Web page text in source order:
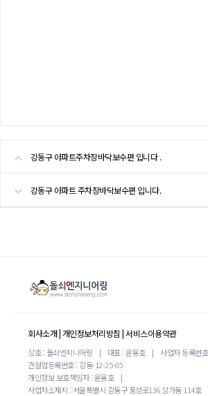
강동구 아파트주차장바닥보수편 입니다 .
강동구 아파트 주차장바닥보수편 입니다.
회사소개|개인정보처리방침 |서비스이용약관
상호 : 돌쇠엔지니어링 | 대표 : 윤용호 | 사업자 등록번
건설업등록번호 : 강동-12-25-05
개인정보 보호책임자 : 윤용호
|
사업자소재지 : 서울특별시 강동구 풍성로136 상가동 114호